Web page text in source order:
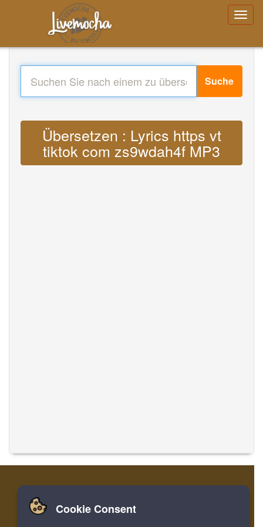
Suche
Übersetzen : Lyrics https vt
tiktok com zs9wdah4f MP3
Zuhause Einloggen
Cookie Consent